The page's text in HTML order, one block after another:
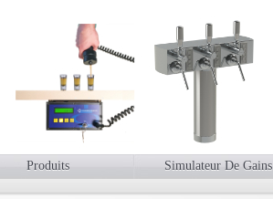
Produits Simulateur De Gains